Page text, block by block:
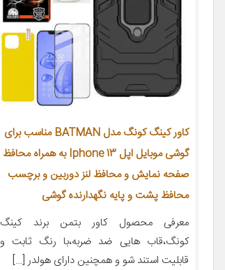
کاور کینگ کونگ مدل BATMAN مناسب برای
گوشی موبایل اپل Iphone 13 به همراه محافظ
صفحه نمایش و محافظ لنز دوربین و برچسب
محافظ پشت و پایه نگهدارنده گوشی
معرفی محصول کاور بتمن برند کینگ
کونگ،قاب هایی ضد ضربه،با رنگ ثابت و
قابلیت استند شو و همچنین دارای هولدر […]